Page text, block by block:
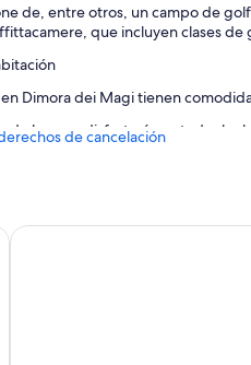
de, entre otros, un campo de
que incluyen clases
Dimora dei Magi tienen
de los que disfrutarás en todas las
de cancelación
Il Cantuccio